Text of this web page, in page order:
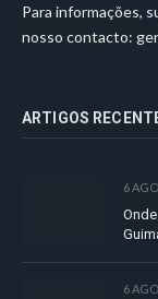
Para informações,
nosso contacto:
ARTIGOS
6
6